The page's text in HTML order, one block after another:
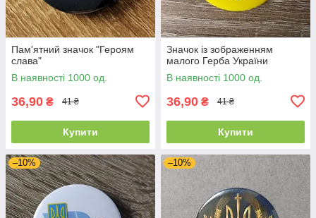
Пам'ятний значок "Героям
слава"
В наявності 1000 од.
36,90 ₴ 41 ₴
Купити
Значок із зображенням
малого Герба України
В наявності 1000 од.
36,90 ₴ 41 ₴
Купити
–10% –10%